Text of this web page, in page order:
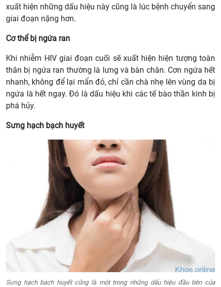
xuất hiện những dấu hiệu này cũng là lúc bệnh chuyển sang
giai đoạn nặng hơn.
Cơ thể bị ngứa ran
Khi nhiễm HIV giai đoạn cuối sẽ xuất hiện hiện tượng toàn
thân bị ngứa ran thường là lưng và bàn chân. Cơn ngứa hết
nhanh, không để lại mẩn đỏ, chỉ cần chà nhẹ lên vùng da bị
ngứa là hết ngay. Đó là dấu hiệu khi các tế bào thần kinh bị
phá hủy.
Sưng hạch bạch huyết
Sưng hạch bạch huyết cũng là một trong những dấu hiệu đầu tiên của